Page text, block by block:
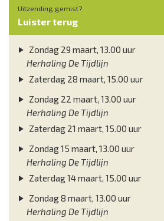
Uitzending gemist?
Luister terug
Zondag 29 maart, 13.00 uur
Herhaling De Tijdlijn
Zaterdag 28 maart, 15.00 uur
Zondag 22 maart, 13.00 uur
Herhaling De Tijdlijn
Zaterdag 21 maart, 15.00 uur
Zondag 15 maart, 13.00 uur
Herhaling De Tijdlijn
Zaterdag 14 maart, 15.00 uur
Zondag 8 maart, 13.00 uur
Herhaling De Tijdlijn